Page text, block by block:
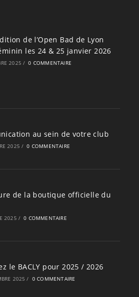
de l’Open Bad de Lyon
les 24 & 25 janvier 2026
2025 / 0 COMMENTAIRE
au sein de votre club
2025 / 0 COMMENTAIRE
de la boutique officielle du
2025 / 0 COMMENTAIRE
le BACLY pour 2025 / 2026
2025 / 0 COMMENTAIRE